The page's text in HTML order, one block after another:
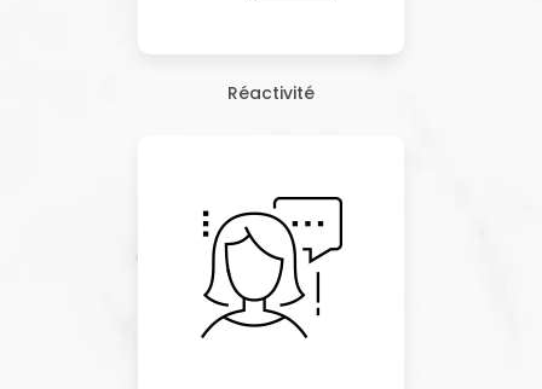
Réactivité